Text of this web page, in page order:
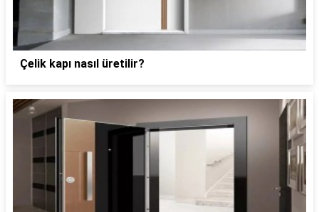
Çelik kapı nasıl üretilir?